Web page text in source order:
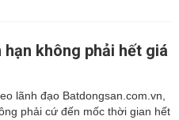
không phải hết giá
lãnh đạo Batdongsan.com.vn,
phải cứ đến mốc thời gian hết